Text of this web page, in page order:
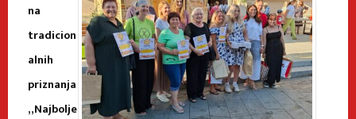
na
tradicion
alnih
priznanja
„Najbolje